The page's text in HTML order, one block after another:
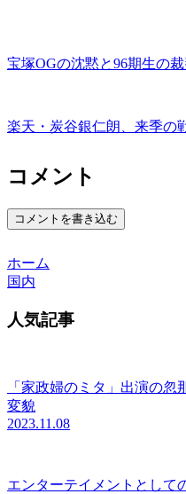
宝塚OGの沈黙と96期生の
楽天・炭谷銀仁朗、来季の
コメント
コメントを書き込む
ホーム
国内
人気記事
「家政婦のミタ」出演の忽
変貌
2023.11.08
エンターテイメントとし